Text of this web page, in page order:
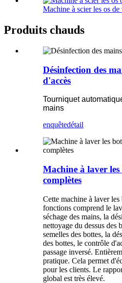
Machine à scier les os de
Produits chauds
Désinfection des
d'accès
Tourniquet
mains
enquêtedétail
Machine à laver
complètes
Cette machine à laver les
fonctions comprend le
séchage des mains, la
nettoyage du dessus des
semelles des bottes, la
des bottes, le contrôle
passage inversé.
pratique. Cela permet
pour les clients. Le
global est très élevé.